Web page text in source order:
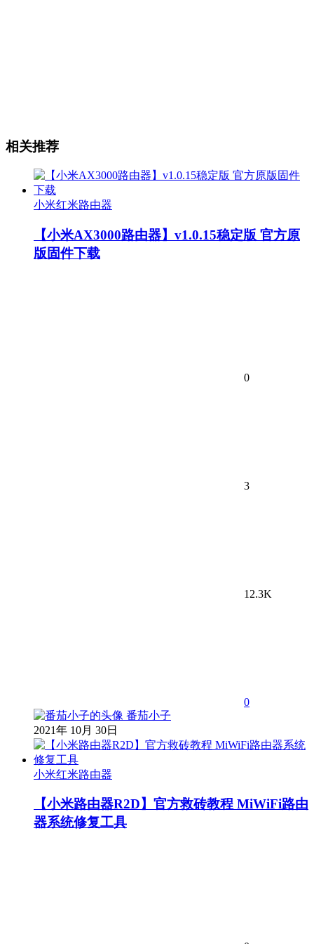
相关推荐
小米红米路由器
【小米AX3000路由器】v1.0.15稳定版 官方原
版固件下载
0
3
12.3K
0
番茄小子
2021年 10月 30日
小米红米路由器
【小米路由器R2D】官方救砖教程 MiWiFi路由
器系统修复工具